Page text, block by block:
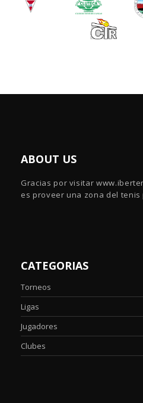
ABOUT US
Gracias por visitar
es proveer una zona del tenis
CATEGORIAS
Torneos
Ligas
Jugadores
Clubes